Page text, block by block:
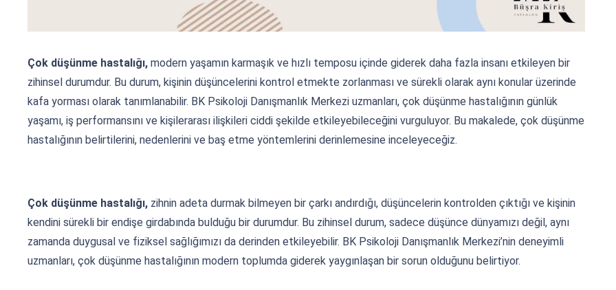
Çok düşünme hastalığı, modern yaşamın karmaşık ve hızlı temposu içinde giderek daha fazla insanı etkileyen bir
zihinsel durumdur. Bu durum, kişinin düşüncelerini kontrol etmekte zorlanması ve sürekli olarak aynı konular üzerinde
kafa yorması olarak tanımlanabilir. BK Psikoloji Danışmanlık Merkezi uzmanları, çok düşünme hastalığının günlük
yaşamı, iş performansını ve kişilerarası ilişkileri ciddi şekilde etkileyebileceğini vurguluyor. Bu makalede, çok düşünme
hastalığının belirtilerini, nedenlerini ve baş etme yöntemlerini derinlemesine inceleyeceğiz.
Çok düşünme hastalığı, zihnin adeta durmak bilmeyen bir çarkı andırdığı, düşüncelerin kontrolden çıktığı ve kişinin
kendini sürekli bir endişe girdabında bulduğu bir durumdur. Bu zihinsel durum, sadece düşünce dünyamızı değil, aynı
zamanda duygusal ve fiziksel sağlığımızı da derinden etkileyebilir. BK Psikoloji Danışmanlık Merkezi’nin deneyimli
uzmanları, çok düşünme hastalığının modern toplumda giderek yaygınlaşan bir sorun olduğunu belirtiyor.